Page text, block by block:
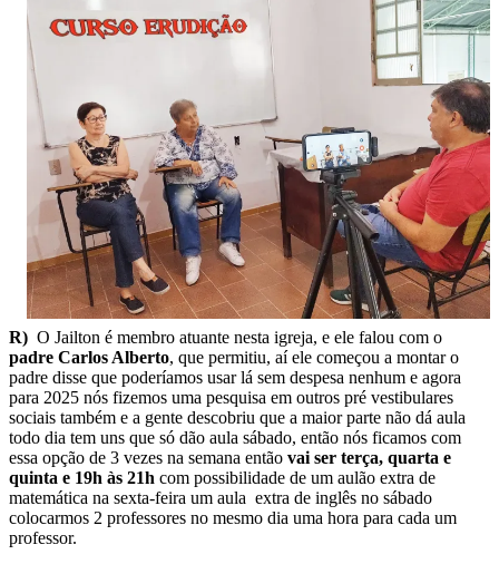
R) O Jailton é membro atuante nesta igreja, e ele falou com o
padre Carlos Alberto, que permitiu, aí ele começou a montar o
padre disse que poderíamos usar lá sem despesa nenhum e agora
para 2025 nós fizemos uma pesquisa em outros pré vestibulares
sociais também e a gente descobriu que a maior parte não dá aula
todo dia tem uns que só dão aula sábado, então nós ficamos com
essa opção de 3 vezes na semana então vai ser terça, quarta e
quinta e 19h às 21h com possibilidade de um aulão extra de
matemática na sexta-feira um aula extra de inglês no sábado
colocarmos 2 professores no mesmo dia uma hora para cada um
professor.